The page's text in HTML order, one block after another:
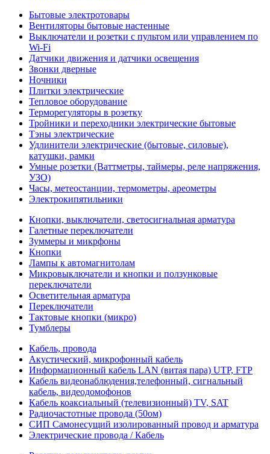
Бытовые электротовары
Вентиляторы бытовые настенные
Выключатели и розетки с пультом или управлением по
Wi-Fi
Датчики движения и датчики освещения
Звонки дверные
Ночники
Плитки электрические
Тепловое оборудование
Терморегуляторы в розетку
Тройники и переходники электрические бытовые
Тэны электрические
Удлинители электрические (бытовые, силовые),
катушки, рамки
Умные розетки (Ваттметры, таймеры, реле напряжения,
УЗО)
Часы, метеостанции, термометры, ареометры
Электрокипятильники
Кнопки, выключатели, светосигнальная арматура
Галетные переключатели
Зуммеры и микрфоны
Кнопки
Лампы к автомагнитолам
Микровыключатели и кнопки и ползунковые
переключатели
Осветительная арматура
Переключатели
Тактовые кнопки (микро)
Тумблеры
Кабель, провода
Акустический, микрофонный кабель
Информационный кабель LAN (витая пара) UTP, FTP
Кабель видеонаблюдения,телефонный, сигнальный
кабель, видеодомофонов
Кабель коаксиальный (телевизионный) TV, SAT
Радиочастотные провода (50ом)
СИП Самонесущий изолированный провод и арматура
Электрические провода / Кабель